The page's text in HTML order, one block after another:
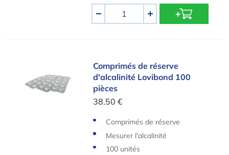
+
Comprimés de réserve d'alcalinité Lovibond 100
Comprimés de réserve
d'alcalinité Lovibond 100
pièces
38,50 €
Comprimés de réserve
Mesurer l'alcalinité
100 unités